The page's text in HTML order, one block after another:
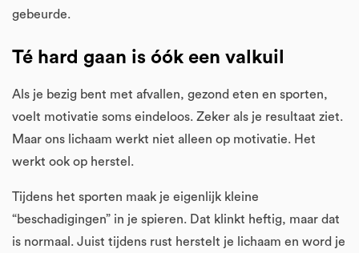
gebeurde.
Té hard gaan is óók een valkuil
Als je bezig bent met afvallen, gezond eten en sporten,
voelt motivatie soms eindeloos. Zeker als je resultaat ziet.
Maar ons lichaam werkt niet alleen op motivatie. Het
werkt ook op herstel.
Tijdens het sporten maak je eigenlijk kleine
“beschadigingen” in je spieren. Dat klinkt heftig, maar dat
is normaal. Juist tijdens rust herstelt je lichaam en word je